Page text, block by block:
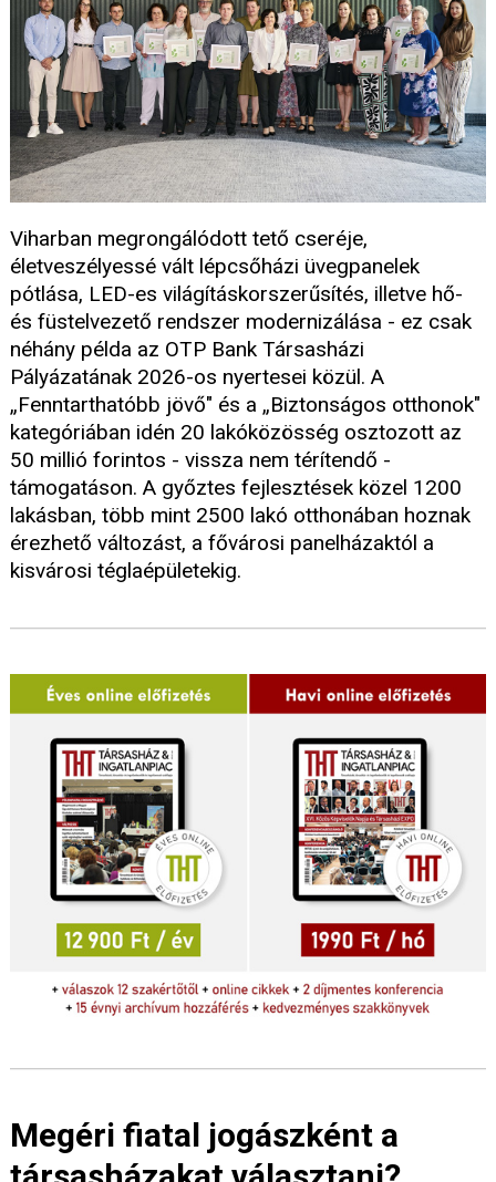
Viharban megrongálódott tető cseréje,
életveszélyessé vált lépcsőházi üvegpanelek
pótlása, LED-es világításkorszerűsítés, illetve hő-
és füstelvezető rendszer modernizálása - ez csak
néhány példa az OTP Bank Társasházi
Pályázatának 2026-os nyertesei közül. A
„Fenntarthatóbb jövő" és a „Biztonságos otthonok"
kategóriában idén 20 lakóközösség osztozott az
50 millió forintos - vissza nem térítendő -
támogatáson. A győztes fejlesztések közel 1200
lakásban, több mint 2500 lakó otthonában hoznak
érezhető változást, a fővárosi panelházaktól a
kisvárosi téglaépületekig.
Megéri fiatal jogászként a